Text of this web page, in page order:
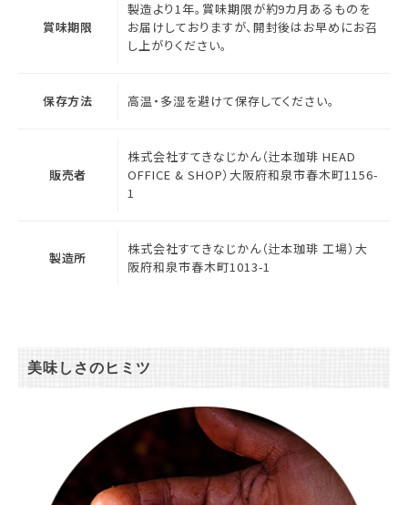
賞味期限
製造より1年。賞味期限が約9カ月あるものを
お届けしておりますが、開封後はお早めにお召
し上がりください。
保存方法 高温・多湿を避けて保存してください。
販売者
株式会社すてきなじかん（辻本珈琲 HEAD
OFFICE & SHOP）大阪府和泉市春木町1156-
1
製造所
株式会社すてきなじかん（辻本珈琲 工場）大
阪府和泉市春木町1013-1
美味しさのヒミツ